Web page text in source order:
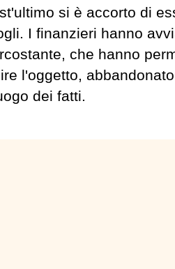
si è accorto di
I finanzieri hanno
che hanno
l'oggetto,
dei fatti.